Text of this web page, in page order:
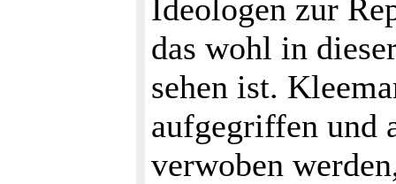
Ideologen zur
das wohl in
sehen ist.
aufgegriffen und
verwoben